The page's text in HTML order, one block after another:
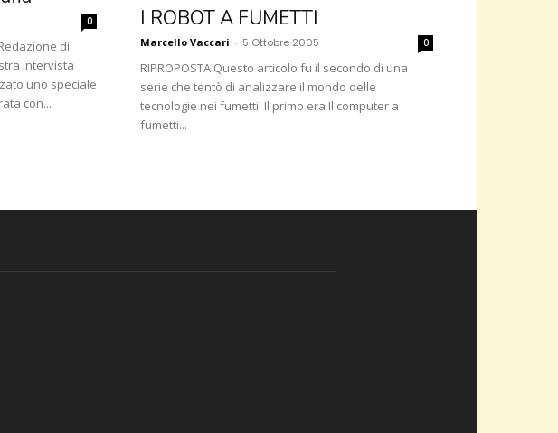
0
di
intervista
uno speciale
con...
I ROBOT A FUMETTI
Marcello Vaccari - 5 Ottobre 2005 0
RIPROPOSTA Questo articolo fu il secondo di una
serie che tentò di analizzare il mondo delle
tecnologie nei fumetti. Il primo era Il computer a
fumetti...